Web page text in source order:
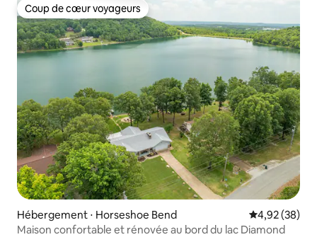
Coup de cœur voyageurs
Coup de cœur voyageurs
Hébergement ⋅ Horseshoe Bend Évaluation
4,92 (38)
Maison confortable et rénovée au bord du lac Diamond